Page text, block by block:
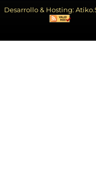
Desarrollo & Hosting: